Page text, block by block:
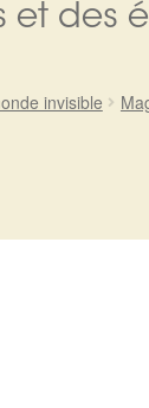
des
invisible